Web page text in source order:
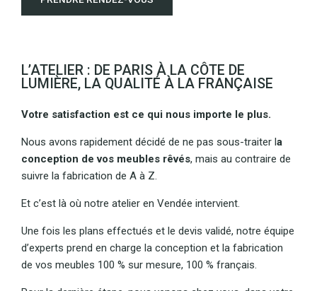
L’ATELIER : DE PARIS À LA CÔTE DE
LUMIÈRE, LA QUALITÉ À LA FRANÇAISE
Votre satisfaction est ce qui nous importe le plus.
Nous avons rapidement décidé de ne pas sous-traiter l a
conception de vos meubles rêvés, mais au contraire de
suivre la fabrication de A à Z.
Et c’est là où notre atelier en Vendée intervient.
Une fois les plans effectués et le devis validé, notre équipe
d’experts prend en charge la conception et la fabrication
de vos meubles 100 % sur mesure, 100 % français.